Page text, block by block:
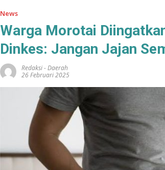
News
Warga Morotai
Dinkes: Jangan Jajan
Redaksi-Daerah
26 Februari 2025